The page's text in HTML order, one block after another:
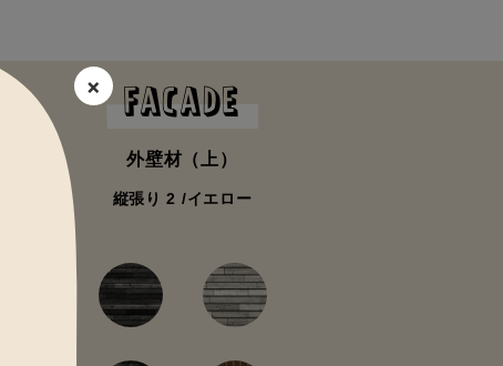
× FACADE
外壁材（上）
縦張り 2 /イエロー